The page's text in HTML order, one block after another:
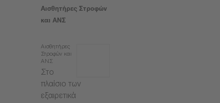
Αισθητήρες Στροφών
και ΑΝΣ
Αισθητήρες
Στροφών και
ΑΝΣ
Στο
πλαίσιο των
εξαιρετικά